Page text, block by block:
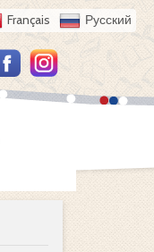
Français Русский